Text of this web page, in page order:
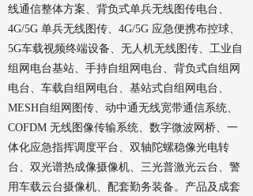
线通信整体方案、背负式单兵无线图传电台、
4G/5G 单兵无线图传、4G/5G 应急便携布控球、
5G车载视频终端设备、无人机无线图传、工业自
组网电台基站、手持自组网电台、背负式自组网
电台、车载自组网电台、基站式自组网电台、
MESH自组网图传、动中通无线宽带通信系统、
COFDM 无线图像传输系统、数字微波网桥、一
体化应急指挥调度平台、双轴陀螺稳像光电转
台、双光谱热成像摄像机、三光普激光云台、警
用车载云台摄像机、配套勤务装备。产品及成套